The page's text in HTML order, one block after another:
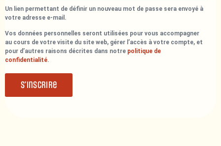
Un lien permettant de définir un nouveau mot de passe sera envoyé à
votre adresse e-mail.
Vos données personnelles seront utilisées pour vous accompagner
au cours de votre visite du site web, gérer l’accès à votre compte, et
pour d’autres raisons décrites dans notre politique de
confidentialité.
S’inscrire